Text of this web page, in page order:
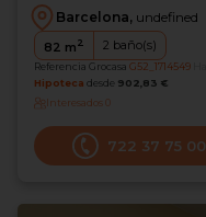
Barcelona, undefined
82 m2 2 baño(s)
Referencia Grocasa G52_1714549
Hipoteca desde 902,83 €
Interesados0
722 37 75 00